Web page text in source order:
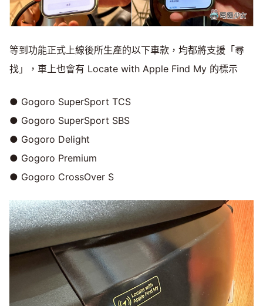
等到功能正式上線後所生產的以下車款，均都將支援「尋
找」，車上也會有 Locate with Apple Find My 的標示
● Gogoro SuperSport TCS
● Gogoro SuperSport SBS
● Gogoro Delight
● Gogoro Premium
● Gogoro CrossOver S